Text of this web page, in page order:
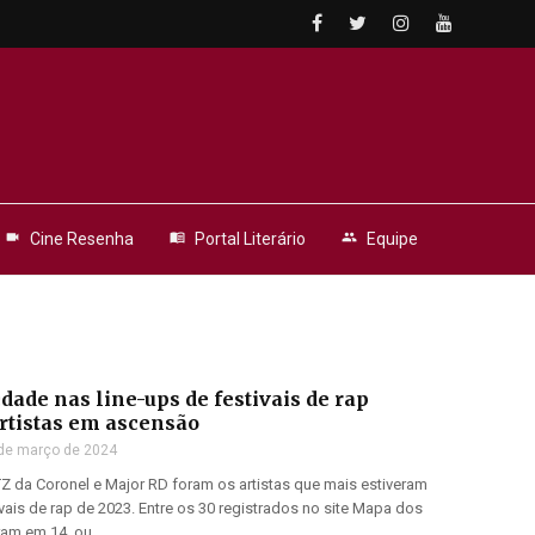
videocam Cine Resenha menu_book Portal Literário people Equipe
nas line-ups de festivais de rap
em ascensão
março de 2024
da Coronel e Major RD foram os artistas que mais estiveram
de rap de 2023. Entre os 30 registrados no site Mapa dos